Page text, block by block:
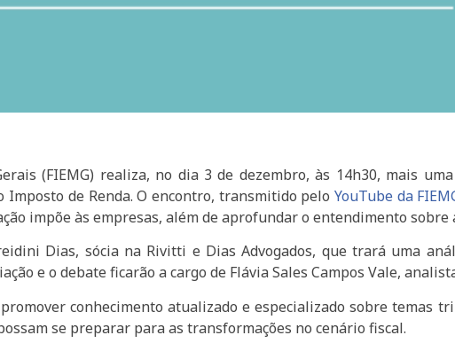
(FIEMG) realiza, no dia 3 de dezembro, às 14h30, mais
Imposto de Renda. O encontro, transmitido pelo YouTube da
impõe às empresas, além de aprofundar o entendimento sobre
Dias, sócia na Rivitti e Dias Advogados, que trará uma
e o debate ficarão a cargo de Flávia Sales Campos Vale,
conhecimento atualizado e especializado sobre temas
se preparar para as transformações no cenário fiscal.